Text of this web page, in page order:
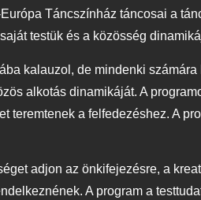
Táncszínház táncosai a
testük és a közösség
kalauzol, de mindenki
alkotás dinamikáját. A
teremtenek a felfedezéshez. A
adjon az önkifejezésre, a
A program a